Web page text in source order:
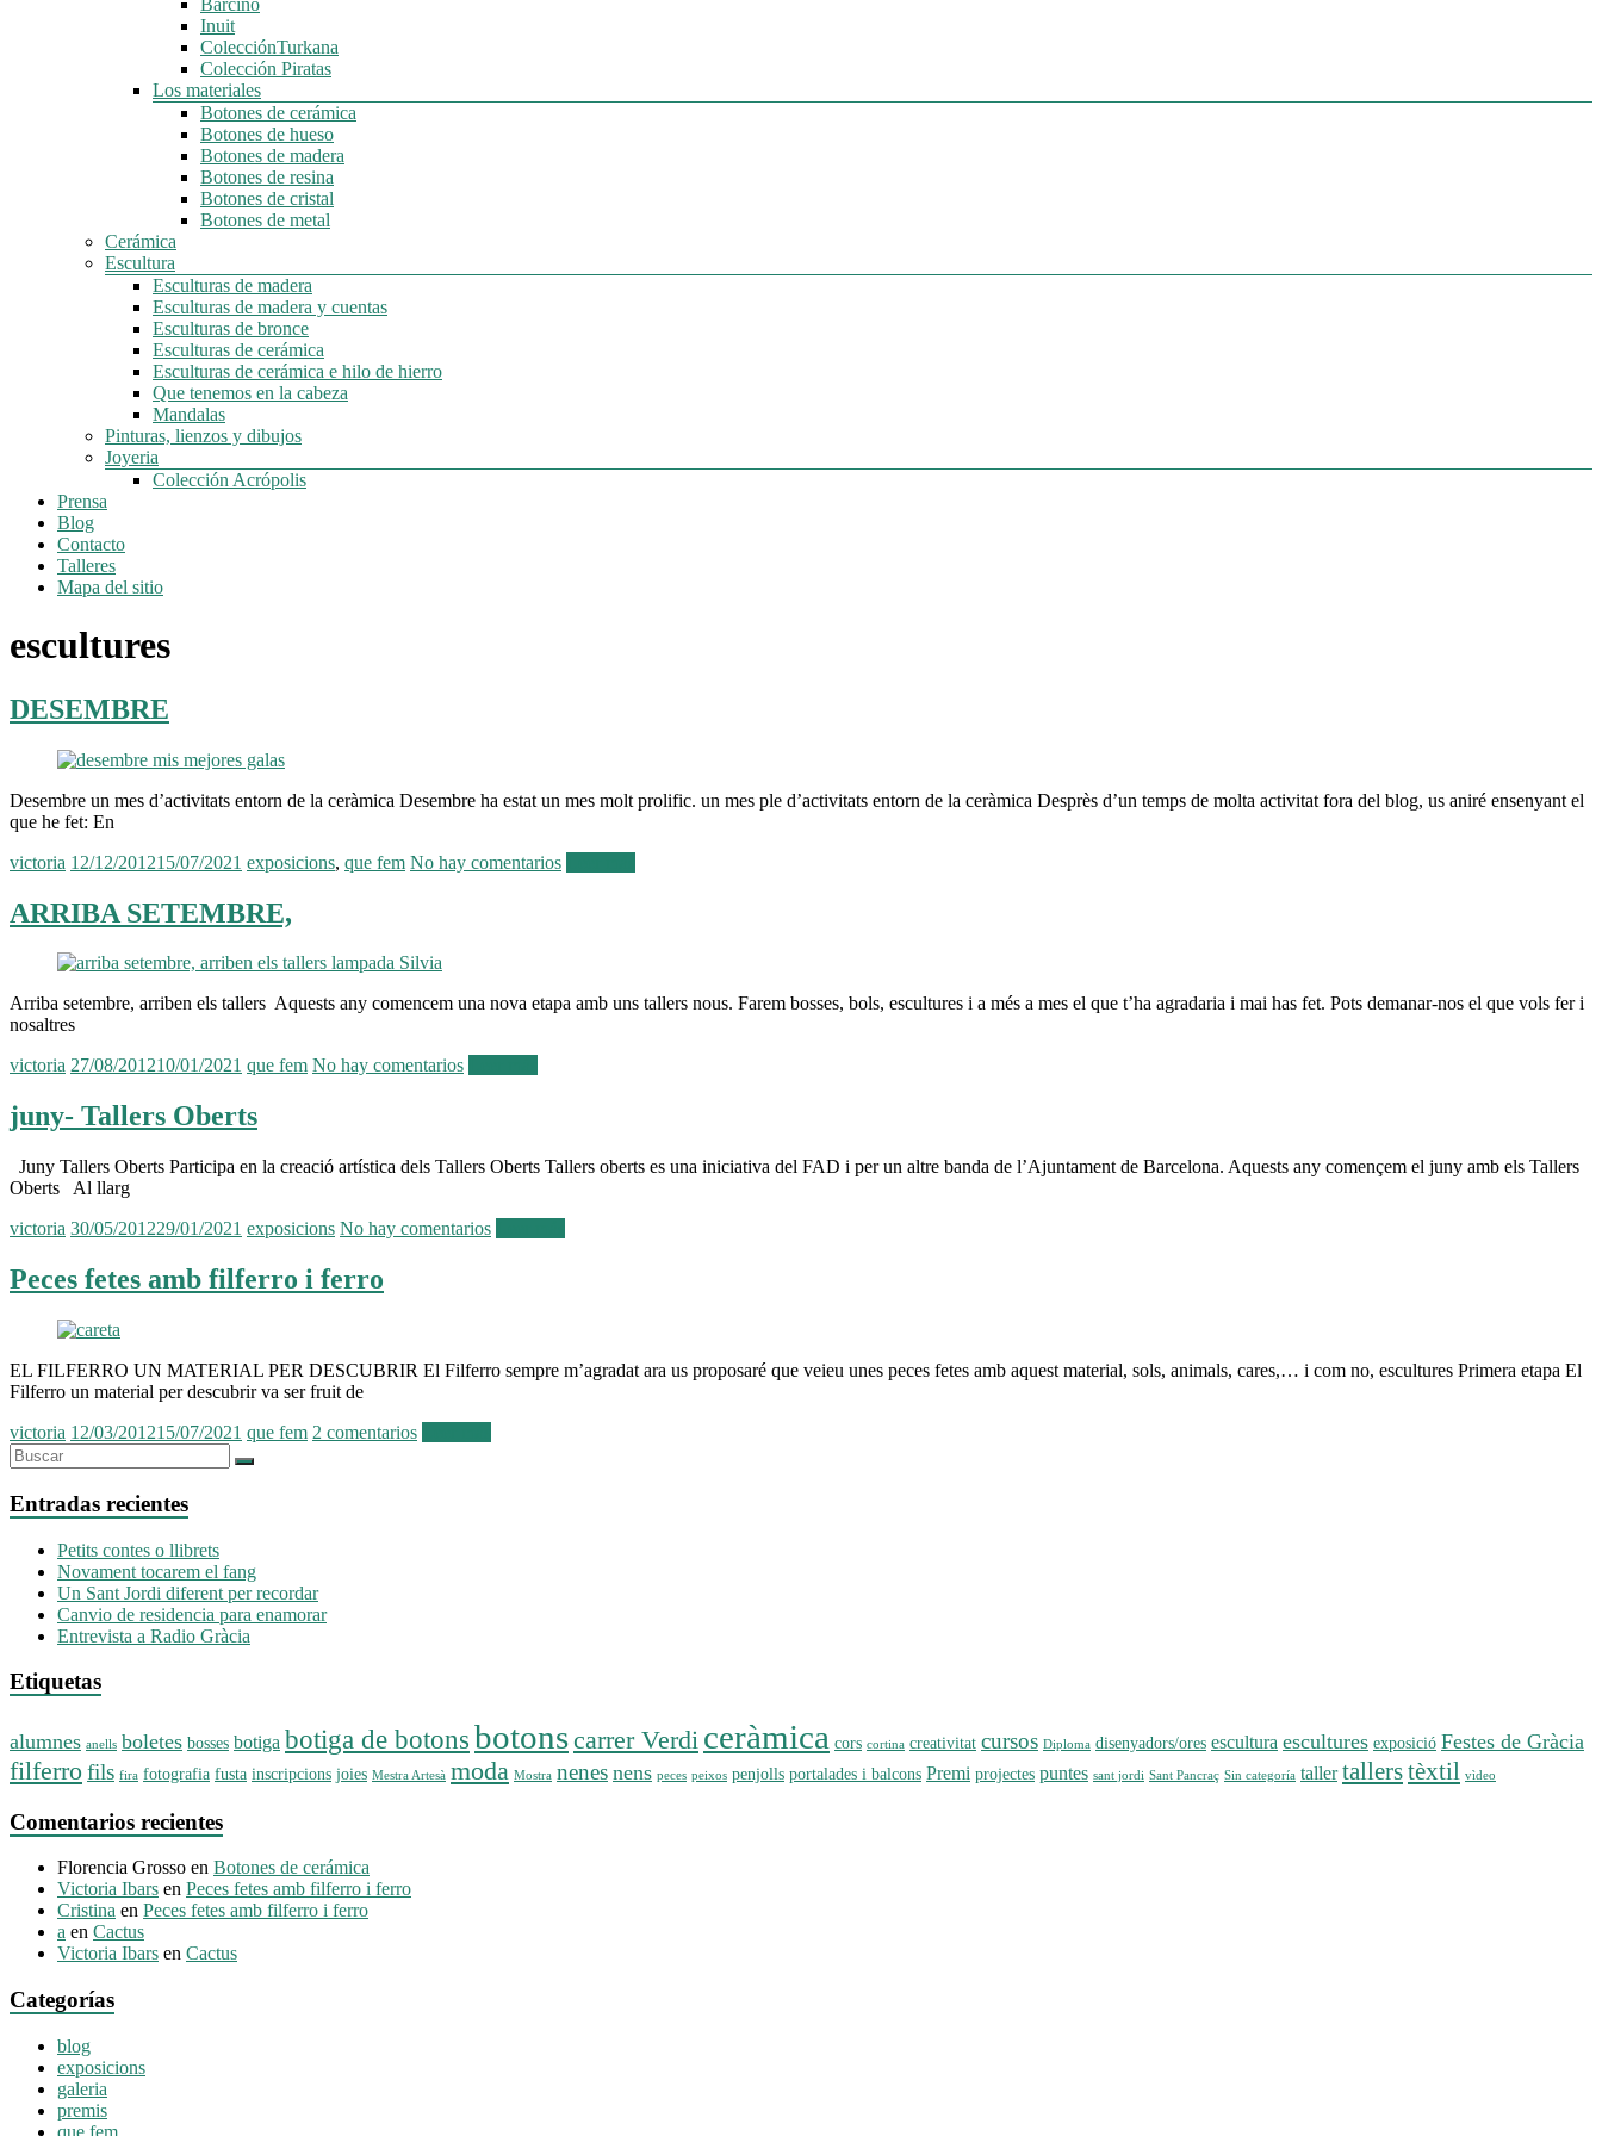
Inuit
ColecciónTurkana
Colección Piratas
Los materiales
Botones de cerámica
Botones de hueso
Botones de madera
Botones de resina
Botones de cristal
Botones de metal
Cerámica
Escultura
Esculturas de madera
Esculturas de madera y cuentas
Esculturas de bronce
Esculturas de cerámica
Esculturas de cerámica e hilo de hierro
Que tenemos en la cabeza
Mandalas
Pinturas, lienzos y dibujos
Joyeria
Colección Acrópolis
Prensa
Blog
Contacto
Talleres
Mapa del sitio
escultures
DESEMBRE
Desembre un mes d’activitats entorn de la ceràmica Desembre ha estat un mes molt prolific. un mes ple d’activitats entorn de la ceràmica Desprès d’un temps de molta activitat fora del blog, us aniré ensenyant el
que he fet: En
victoria 12/12/201215/07/2021 exposicions, que fem No hay comentarios
ARRIBA SETEMBRE,
Arriba setembre, arriben els tallers Aquests any comencem una nova etapa amb uns tallers nous. Farem bosses, bols, escultures i a més a mes el que t’ha agradaria i mai has fet. Pots demanar-nos el que vols fer i
nosaltres
victoria 27/08/201210/01/2021 que fem No hay comentarios
juny- Tallers Oberts
Juny Tallers Oberts Participa en la creació artística dels Tallers Oberts Tallers oberts es una iniciativa del FAD i per un altre banda de l’Ajuntament de Barcelona. Aquests any començem el juny amb els Tallers
Oberts Al llarg
victoria 30/05/201229/01/2021 exposicions No hay comentarios
Peces fetes amb filferro i ferro
EL FILFERRO UN MATERIAL PER DESCUBRIR El Filferro sempre m’agradat ara us proposaré que veieu unes peces fetes amb aquest material, sols, animals, cares,… i com no, escultures Primera etapa El
Filferro un material per descubrir va ser fruit de
victoria 12/03/201215/07/2021 que fem 2 comentarios
Entradas recientes
Petits contes o llibrets
Novament tocarem el fang
Un Sant Jordi diferent per recordar
Canvio de residencia para enamorar
Entrevista a Radio Gràcia
Etiquetas
alumnes anells boletes bosses botiga botiga de botons botonscarrer Verdi ceràmica cors cortina creativitat cursos Diploma disenyadors/ores escultura escultures exposició Festes de Gràcia
filferrofils fira fotografia fusta inscripcions joies Mestra Artesà moda Mostra nenes nens peces peixos penjolls portalades i balcons Premi projectes puntes sant jordi Sant Pancraç Sin categoría taller tallerstèxtil vìdeo
Comentarios recientes
Florencia Grosso en Botones de cerámica
Victoria Ibars en Peces fetes amb filferro i ferro
Cristina en Peces fetes amb filferro i ferro
a en Cactus
Victoria Ibars en Cactus
Categorías
blog
exposicions
galeria
premis
que fem